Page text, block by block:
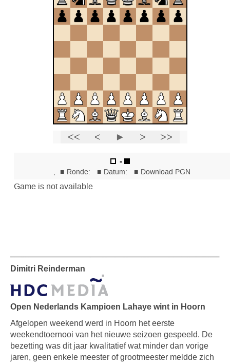
Dimitri Reinderman
Open Nederlands Kampioen Lahaye wint in Hoorn
Afgelopen weekend werd in Hoorn het eerste
weekendtoernooi van het nieuwe seizoen gespeeld. De
bezetting was dit jaar kwalitatief wat minder dan vorige
jaren, geen enkele meester of grootmeester meldde zich